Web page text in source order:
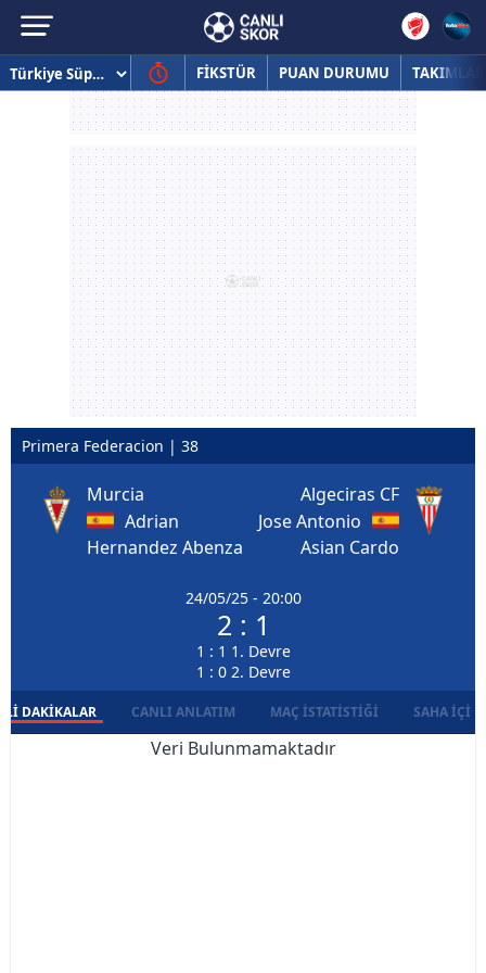
FİKSTÜR PUAN DURUMU TAKIMLAR
Primera Federacion | 38
Murcia
Adrian
Hernandez Abenza
24/05/25 - 20:00
2 : 1
1 : 1 1. Devre
1 : 0 2. Devre
Algeciras CF
Jose Antonio
Asian Cardo
DAKIKALAR CANLI ANLATIM MAÇ İSTATISTIĞI SAHA İÇI
Veri Bulunmamaktadır